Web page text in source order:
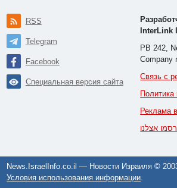
RSS
Telegram
Facebook
Специальная версия сайта
InterLink
PB 242,
Company
Связь с
Реклама
אצלנו
News.IsraelInfo.co.il — Новости Израиля ©
Условия использования информации.